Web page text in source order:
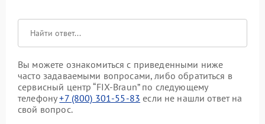
Вы можете ознакомиться с приведенными ниже
часто задаваемыми вопросами, либо обратиться в
сервисный центр “FIX-Braun” по следующему
телефону+7 (800) 301-55-83 если не нашли ответ на
свой вопрос.